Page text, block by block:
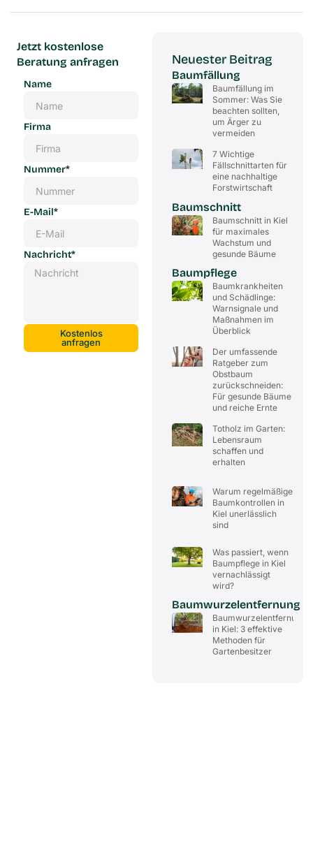
Jetzt kostenlose
Beratung anfragen
Name
Firma
Nummer*
E-Mail*
Nachricht*
Kostenlos
anfragen
Neuester Beitrag
Baumfällung
Baumfällung im
Sommer: Was Sie
beachten sollten,
um Ärger zu
vermeiden
7 Wichtige
Fällschnittarten für
eine nachhaltige
Forstwirtschaft
Baumschnitt
Baumschnitt in Kiel
für maximales
Wachstum und
gesunde Bäume
Baumpflege
Baumkrankheiten
und Schädlinge:
Warnsignale und
Maßnahmen im
Überblick
Der umfassende
Ratgeber zum
Obstbaum
zurückschneiden:
Für gesunde Bäume
und reiche Ernte
Totholz im Garten:
Lebensraum
schaffen und
erhalten
Warum regelmäßige
Baumkontrollen in
Kiel unerlässlich
sind
Was passiert, wenn
Baumpflege in Kiel
vernachlässigt
wird?
Baumwurzelentfernung
Baumwurzelentfernung
in Kiel: 3 effektive
Methoden für
Gartenbesitzer